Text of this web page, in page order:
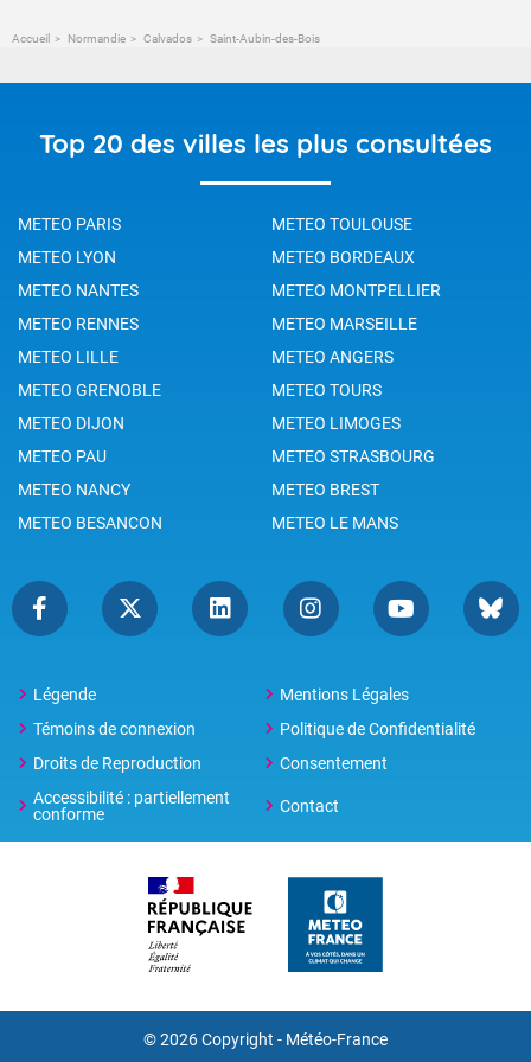
Accueil Normandie Calvados Saint-Aubin-des-Bois
Top 20 des villes les plus consultées
METEO PARIS
METEO TOULOUSE
METEO LYON
METEO BORDEAUX
METEO NANTES
METEO MONTPELLIER
METEO RENNES
METEO MARSEILLE
METEO LILLE
METEO ANGERS
METEO GRENOBLE
METEO TOURS
METEO DIJON
METEO LIMOGES
METEO PAU
METEO STRASBOURG
METEO NANCY
METEO BREST
METEO BESANCON
METEO LE MANS
Légende
Mentions Légales
Témoins de connexion
Politique de Confidentialité
Droits de Reproduction
Consentement
Accessibilité : partiellement
conforme
Contact
© 2026 Copyright - Météo-France